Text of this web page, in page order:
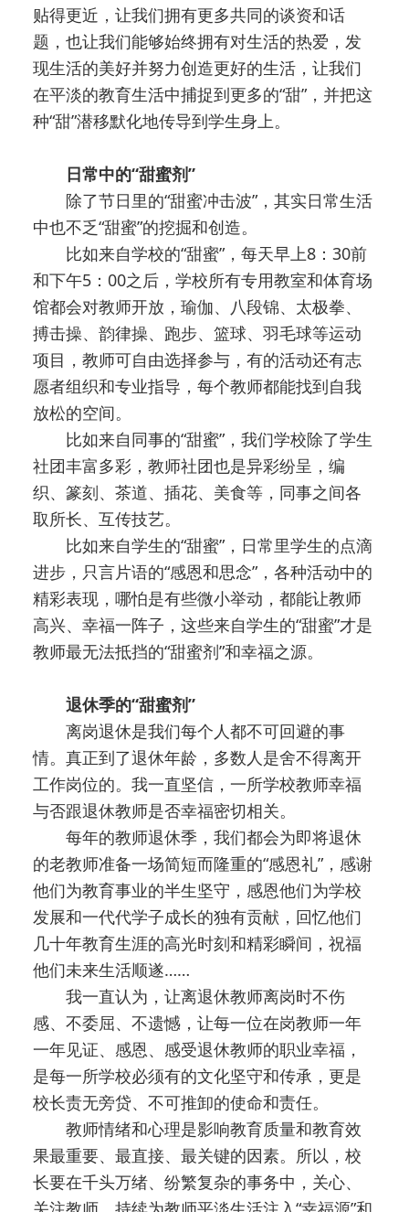
贴得更近，让我们拥有更多共同的谈资和话
题，也让我们能够始终拥有对生活的热爱，发
现生活的美好并努力创造更好的生活，让我们
在平淡的教育生活中捕捉到更多的“甜”，并把这
种“甜”潜移默化地传导到学生身上。
日常中的“甜蜜剂”
除了节日里的“甜蜜冲击波”，其实日常生活
中也不乏“甜蜜”的挖掘和创造。
比如来自学校的“甜蜜”，每天早上8：30前
和下午5：00之后，学校所有专用教室和体育场
馆都会对教师开放，瑜伽、八段锦、太极拳、
搏击操、韵律操、跑步、篮球、羽毛球等运动
项目，教师可自由选择参与，有的活动还有志
愿者组织和专业指导，每个教师都能找到自我
放松的空间。
比如来自同事的“甜蜜”，我们学校除了学生
社团丰富多彩，教师社团也是异彩纷呈，编
织、篆刻、茶道、插花、美食等，同事之间各
取所长、互传技艺。
比如来自学生的“甜蜜”，日常里学生的点滴
进步，只言片语的“感恩和思念”，各种活动中的
精彩表现，哪怕是有些微小举动，都能让教师
高兴、幸福一阵子，这些来自学生的“甜蜜”才是
教师最无法抵挡的“甜蜜剂”和幸福之源。
退休季的“甜蜜剂”
离岗退休是我们每个人都不可回避的事
情。真正到了退休年龄，多数人是舍不得离开
工作岗位的。我一直坚信，一所学校教师幸福
与否跟退休教师是否幸福密切相关。
每年的教师退休季，我们都会为即将退休
的老教师准备一场简短而隆重的“感恩礼”，感谢
他们为教育事业的半生坚守，感恩他们为学校
发展和一代代学子成长的独有贡献，回忆他们
几十年教育生涯的高光时刻和精彩瞬间，祝福
他们未来生活顺遂……
我一直认为，让离退休教师离岗时不伤
感、不委屈、不遗憾，让每一位在岗教师一年
一年见证、感恩、感受退休教师的职业幸福，
是每一所学校必须有的文化坚守和传承，更是
校长责无旁贷、不可推卸的使命和责任。
教师情绪和心理是影响教育质量和教育效
果最重要、最直接、最关键的因素。所以，校
长要在千头万绪、纷繁复杂的事务中，关心、